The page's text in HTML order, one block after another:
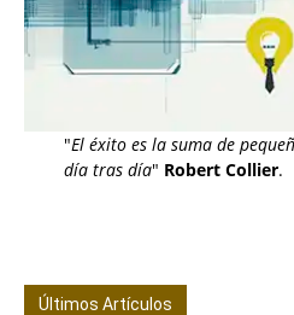
"El éxito es la suma de
día tras día" Robert Collier.
Últimos Artículos